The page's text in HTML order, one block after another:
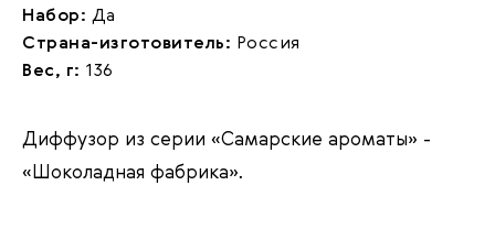
Набор: Да
Страна-изготовитель: Россия
Вес, г: 136
Диффузор из серии «Самарские ароматы» -
«Шоколадная фабрика».